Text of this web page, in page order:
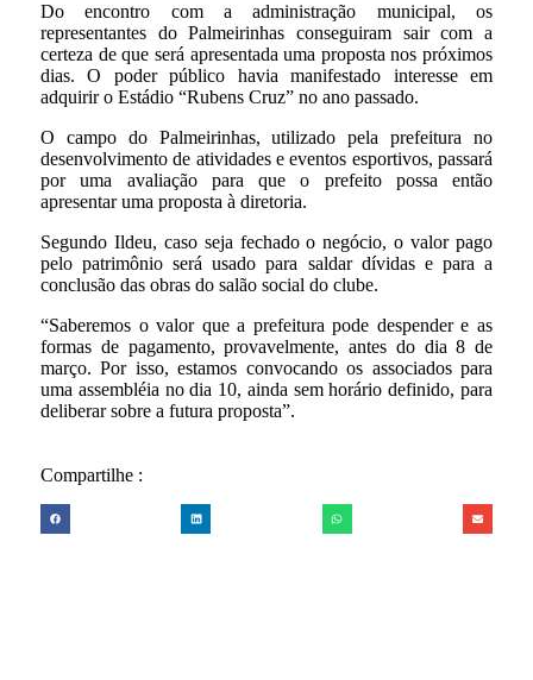
Do encontro com a administração municipal, os
representantes do Palmeirinhas conseguiram sair com a
certeza de que será apresentada uma proposta nos próximos
dias. O poder público havia manifestado interesse em
adquirir o Estádio “Rubens Cruz” no ano passado.
O campo do Palmeirinhas, utilizado pela prefeitura no
desenvolvimento de atividades e eventos esportivos, passará
por uma avaliação para que o prefeito possa então
apresentar uma proposta à diretoria.
Segundo Ildeu, caso seja fechado o negócio, o valor pago
pelo patrimônio será usado para saldar dívidas e para a
conclusão das obras do salão social do clube.
“Saberemos o valor que a prefeitura pode despender e as
formas de pagamento, provavelmente, antes do dia 8 de
março. Por isso, estamos convocando os associados para
uma assembléia no dia 10, ainda sem horário definido, para
deliberar sobre a futura proposta”.
Compartilhe :